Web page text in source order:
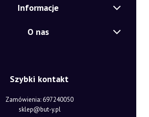
Informacje
O nas
Szybki kontakt
Zamówienia: 697240050
sklep@but-y.pl